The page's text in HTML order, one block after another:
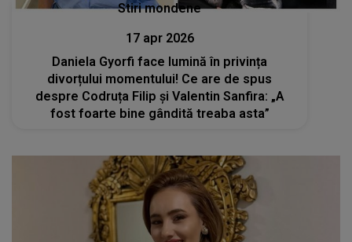
Stiri mondene
17 apr 2026
Daniela Gyorfi face lumină în privința
divorțului momentului! Ce are de spus
despre Codruța Filip și Valentin Sanfira: „A
fost foarte bine gândită treaba asta”